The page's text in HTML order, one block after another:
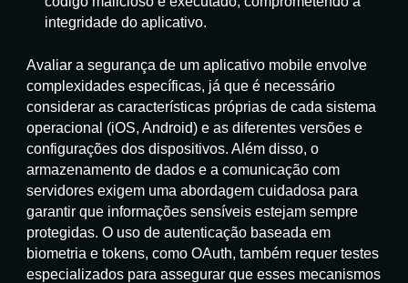
integridade do aplicativo.
Avaliar a segurança de um aplicativo mobile envolve
complexidades específicas, já que é necessário
considerar as características próprias de cada sistema
operacional (iOS, Android) e as diferentes versões e
configurações dos dispositivos. Além disso, o
armazenamento de dados e a comunicação com
servidores exigem uma abordagem cuidadosa para
garantir que informações sensíveis estejam sempre
protegidas. O uso de autenticação baseada em
biometria e tokens, como OAuth, também requer testes
especializados para assegurar que esses mecanismos